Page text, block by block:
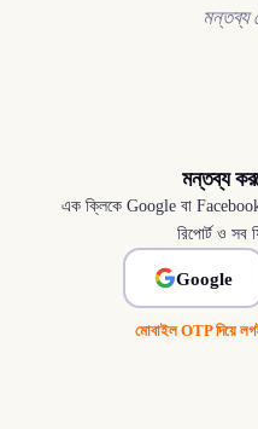
মন্তব্য
মন্তব্য
এক ক্লিকে Google বা Facebook
রিপোর্ট ও সব
Google
মোবাইল OTP দিয়ে